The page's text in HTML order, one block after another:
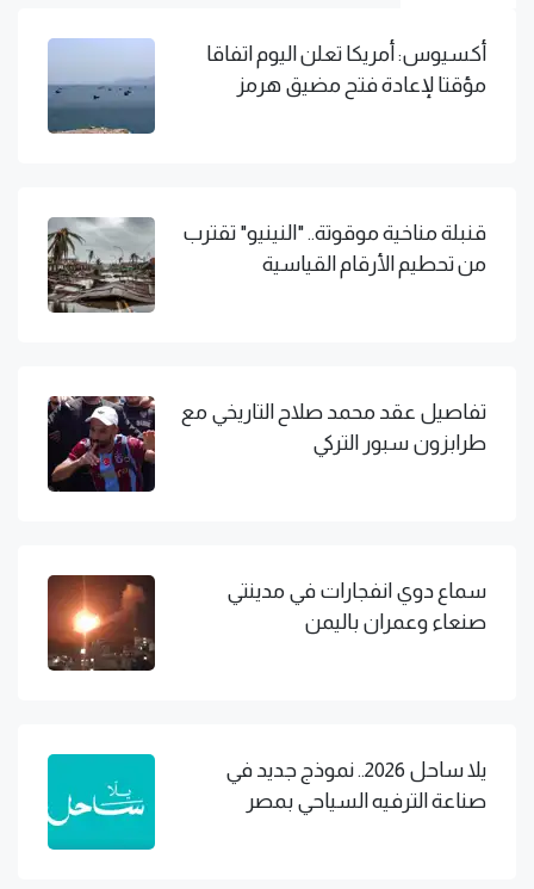
أكسيوس: أمريكا تعلن اليوم اتفاقا
مؤقتا لإعادة فتح مضيق هرمز
قنبلة مناخية موقوتة.. "النينيو" تقترب
من تحطيم الأرقام القياسية
تفاصيل عقد محمد صلاح التاريخي مع
طرابزون سبور التركي
سماع دوي انفجارات في مدينتي
صنعاء وعمران باليمن
يلا ساحل 2026.. نموذج جديد في
صناعة الترفيه السياحي بمصر